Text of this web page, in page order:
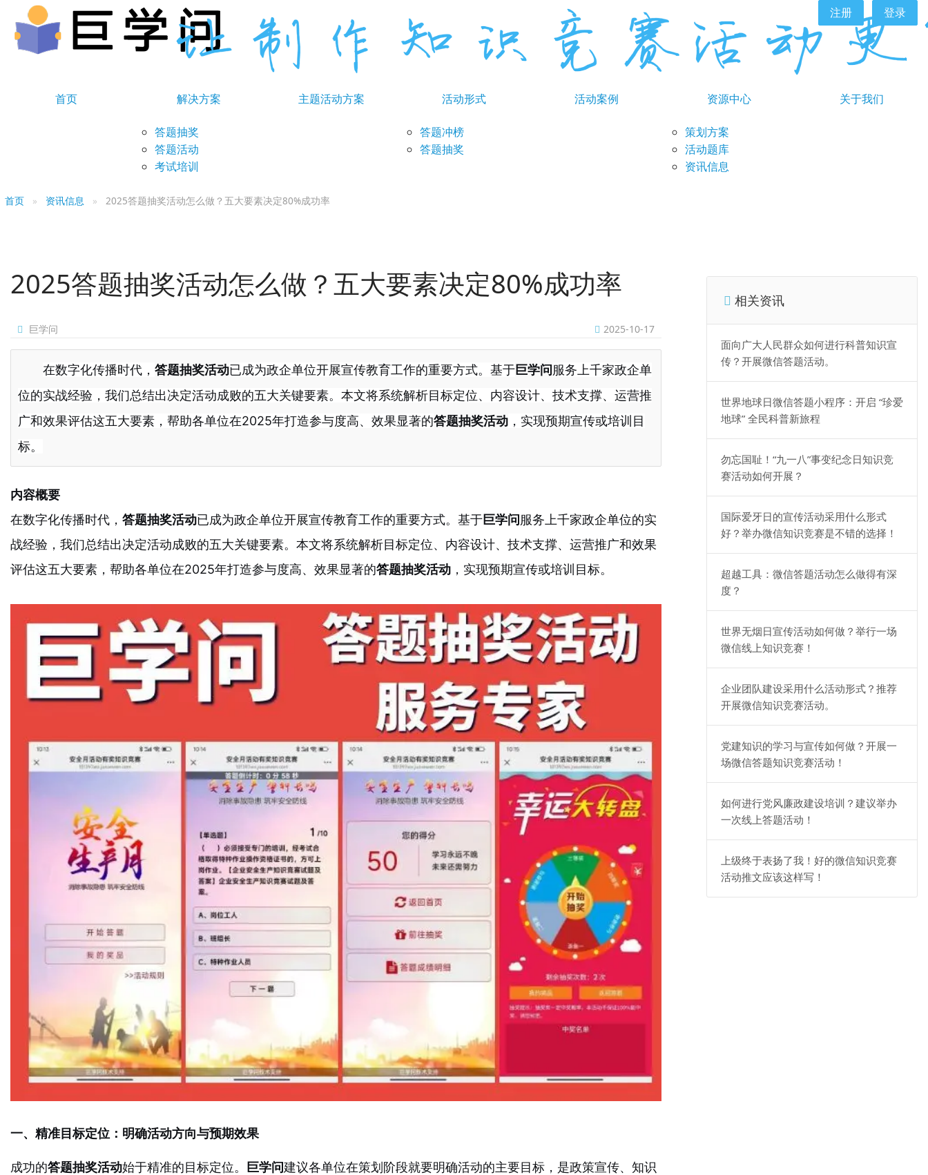
注册 登录
首页 解决方案
答题抽奖
答题活动
考试培训
主题活动方案 活动形式
答题冲榜
答题抽奖
活动案例 资源中心
策划方案
活动题库
资讯信息
关于我们
首页 资讯信息 2025答题抽奖活动怎么做？五大要素决定80%成功率
2025答题抽奖活动怎么做？五大要素决定80%成功率
巨学问 2025-10-17
在数字化传播时代， 答题抽奖活动已成为政企单位开展宣传教育工作的重要方式。基于巨学问 服务上千家政企单
位的实战经验，我们总结出决定活动成败的五大关键要素。本文将系统解析目标定位、内容设计、技术支撑、运营推
广和效果评估这五大要素，帮助各单位在2025年打造参与度高、效果显著的答题抽奖活动 ，实现预期宣传或培训目
标。
内容概要
在数字化传播时代， 答题抽奖活动已成为政企单位开展宣传教育工作的重要方式。基于巨学问 服务上千家政企单位的实
战经验，我们总结出决定活动成败的五大关键要素。本文将系统解析目标定位、内容设计、技术支撑、运营推广和效果
评估这五大要素，帮助各单位在2025年打造参与度高、效果显著的答题抽奖活动 ，实现预期宣传或培训目标。
一、精准目标定位：明确活动方向与预期效果
成功的答题抽奖活动始于精准的目标定位。 巨学问建议各单位在策划阶段就要明确活动的主要目标，是政策宣传、知识
相关资讯
面向广大人民群众如何进行科普知识宣
传？开展微信答题活动。
世界地球日微信答题小程序：开启 “珍爱
地球” 全民科普新旅程
勿忘国耻！“九一八”事变纪念日知识竞
赛活动如何开展？
国际爱牙日的宣传活动采用什么形式
好？举办微信知识竞赛是不错的选择！
超越工具：微信答题活动怎么做得有深
度？
世界无烟日宣传活动如何做？举行一场
微信线上知识竞赛！
企业团队建设采用什么活动形式？推荐
开展微信知识竞赛活动。
党建知识的学习与宣传如何做？开展一
场微信答题知识竞赛活动！
如何进行党风廉政建设培训？建议举办
一次线上答题活动！
上级终于表扬了我！好的微信知识竞赛
活动推文应该这样写！